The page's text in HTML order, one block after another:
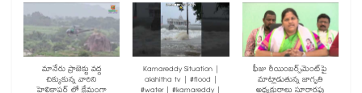
మానేరు ప్రాజెక్టు వద్ద
చిక్కుకున్న వారిని
Kamareddy Situation |
akshitha tv | #flood |
ఫీజు రీయింబర్స్‌మెంట్‌పై
మాట్లాడుతున్న జాగృతి